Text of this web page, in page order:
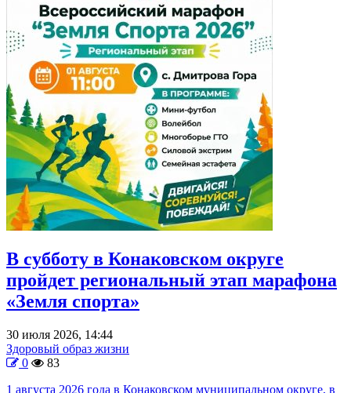
В субботу в Конаковском округе
пройдет региональный этап марафона
«Земля спорта»
30 июля 2026, 14:44
Здоровый образ жизни
0
83
1 августа 2026 года в Конаковском муниципальном округе, в